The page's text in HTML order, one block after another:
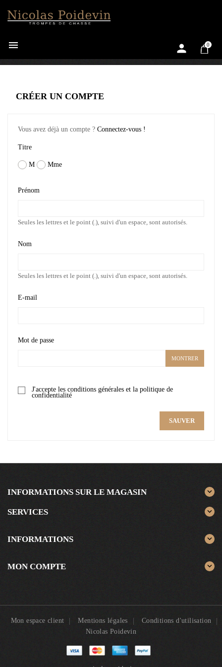
 0

CRÉER UN COMPTE
Vous avez déjà un compte ? Connectez-vous !
Titre
M Mme
Prénom
Seules les lettres et le point (.), suivi d'un espace, sont autorisés.
Nom
Seules les lettres et le point (.), suivi d'un espace, sont autorisés.
E-mail
Mot de passe
MONTRER
J'accepte les conditions générales et la politique de
confidentialité
SAUVER
INFORMATIONS SUR LE MAGASIN 
SERVICES 
INFORMATIONS 
MON COMPTE 
Mon espace client Mentions légales
Conditions d'utilisation
Nicolas Poidevin